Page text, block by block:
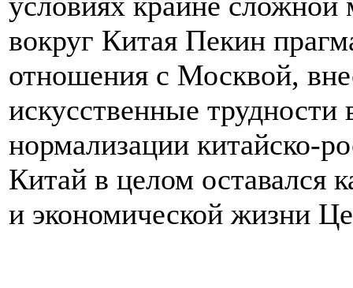
вокруг Китая Пекин
отношения с Москвой,
искусственные
нормализации китайско-
Китай в целом оставался
и экономической жизни